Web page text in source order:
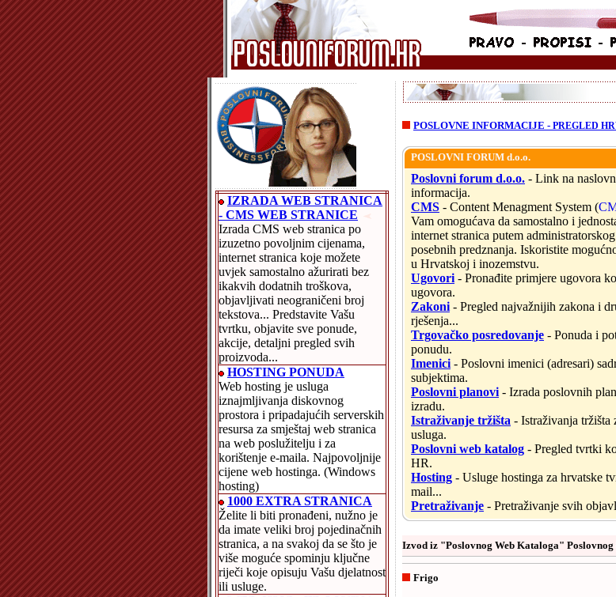
IZRADA WEB STRANICA
- CMS WEB STRANICE
Izrada CMS web stranica po
izuzetno povoljnim cijenama,
internet stranica koje možete
uvjek samostalno ažurirati bez
ikakvih dodatnih troškova,
objavljivati neograničeni broj
tekstova... Predstavite Vašu
tvrtku, objavite sve ponude,
akcije, detaljni pregled svih
proizvoda...
HOSTING PONUDA
Web hosting je usluga
iznajmljivanja diskovnog
prostora i pripadajućih serverskih
resursa za smještaj web stranica
na web poslužitelju i za
korištenje e-maila. Najpovoljnije
cijene web hostinga. (Windows
hosting)
1000 EXTRA STRANICA
Želite li biti pronađeni, nužno je
da imate veliki broj pojedinačnih
stranica, a na svakoj da se što je
više moguće spominju ključne
riječi koje opisuju Vašu djelatnost
ili usluge.
POSLOVNE INFORMACIJE - PREGLED
POSLOVNI FORUM d.o.o.
Poslovni forum d.o.o. - Link na
informacija.
CMS - Content Menagment System (
Vam omogućava da samostalno i
internet stranica putem
posebnih predznanja. Iskoristite
u Hrvatskoj i inozemstvu.
Ugovori - Pronađite primjere ugovora
ugovora.
Zakoni - Pregled najvažnijih zakona i
rješenja...
Trgovačko posredovanje - Ponuda i
ponudu.
Imenici - Poslovni imenici (adresari)
subjektima.
Poslovni planovi - Izrada poslovnih
izradu.
Istraživanje tržišta - Istraživanja tržišta
usluga.
Poslovni web katalog - Pregled tvrtki
HR.
Hosting - Usluge hostinga za hrvatske
mail...
Pretraživanje - Pretraživanje svih
Izvod iz "Poslovnog Web Kataloga" Poslovnog
Frigo